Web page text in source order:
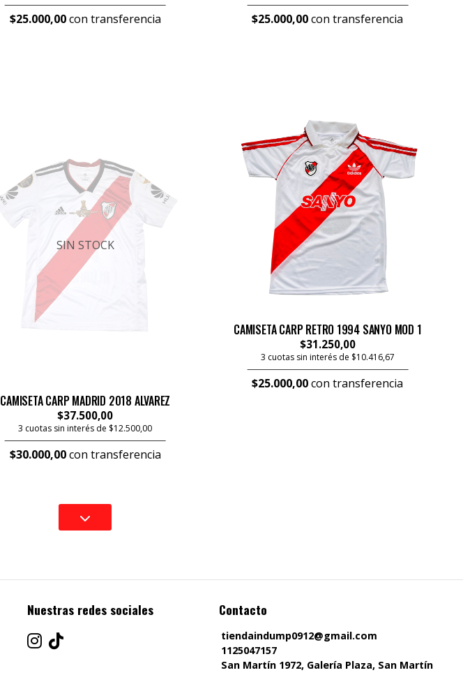
$25.000,00con transferencia $25.000,00con transferencia
SIN STOCK
CAMISETA CARP MADRID 2018 ALVAREZ
$37.500,00
3 cuotas sin interés de $12.500,00
$30.000,00con transferencia
CAMISETA CARP RETRO 1994 SANYO MOD 1
$31.250,00
3 cuotas sin interés de $10.416,67
$25.000,00con transferencia
Nuestras redes sociales Contacto
tiendaindump0912@gmail.com
1125047157
San Martín 1972, Galería Plaza, San Martín